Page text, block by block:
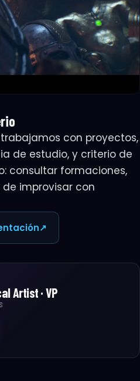
con proyectos,
de estudio, y criterio de
consultar formaciones,
improvisar con
↗
Artist · VP